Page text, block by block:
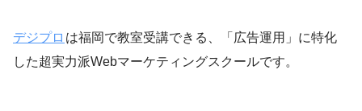
デジプロ は福岡で教室受講できる、「広告運用」に特化
した超実力派Webマーケティングスクールです。